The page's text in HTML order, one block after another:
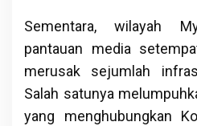
Sementara, wilayah
pantauan media
merusak sejumlah
Salah satunya
yang menghubungkan